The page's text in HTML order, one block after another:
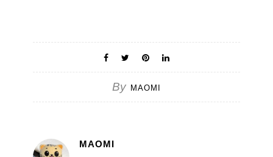
By MAOMI
MAOMI